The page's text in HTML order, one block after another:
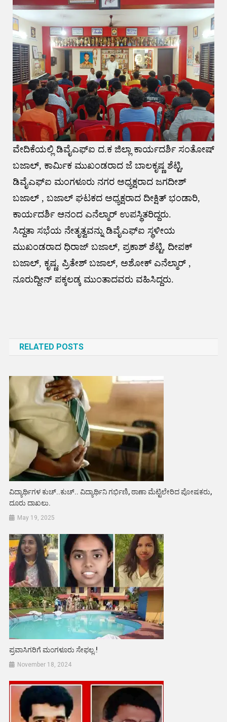
ವೇದಿಕೆಯಲ್ಲಿ ಡಿವೈಎಫ್ಐ ದ.ಕ ಜಿಲ್ಲಾ ಕಾರ್ಯದರ್ಶಿ ಸಂತೋಷ್
ಬಜಾಲ್, ಕಾರ್ಮಿಕ ಮುಖಂಡರಾದ ಜೆ ಬಾಲಕೃಷ್ಣ ಶೆಟ್ಟಿ,
ಡಿವೈಎಫ್ಐ ಮಂಗಳೂರು ನಗರ ಅಧ್ಯಕ್ಷರಾದ ಜಗದೀಶ್
ಬಜಾಲ್ , ಬಜಾಲ್ ಘಟಕದ ಅಧ್ಯಕ್ಷರಾದ ದೀಕ್ಷಿತ್ ಭಂಡಾರಿ,
ಕಾರ್ಯದರ್ಶಿ ಆನಂದ ಎನೆಲ್ಮಾರ್ ಉಪಸ್ಥಿತರಿದ್ದರು.
ಸಿದ್ದತಾ ಸಭೆಯ ನೇತೃತ್ವವನ್ನು ಡಿವೈಎಫ್ಐ ಸ್ಥಳೀಯ
ಮುಖಂಡರಾದ ಧಿರಾಜ್ ಬಜಾಲ್, ಪ್ರಕಾಶ್ ಶೆಟ್ಟಿ, ದೀಪಕ್
ಬಜಾಲ್, ಕೃಷ್ಣ, ಪ್ರಿತೇಶ್ ಬಜಾಲ್, ಅಶೋಕ್ ಎನೆಲ್ಮಾರ್ ,
ನೂರುದ್ದೀನ್ ಪಕ್ಕಲಡ್ಕ ಮುಂತಾದವರು ವಹಿಸಿದ್ದರು.
RELATED POSTS
ವಿದ್ಯಾರ್ಥಿಗಳ ಕುಚ್..ಕುಚ್.. ವಿದ್ಯಾರ್ಥಿನಿ ಗರ್ಭಿಣಿ, ಠಾಣಾ ಮೆಟ್ಟಿಲೇರಿದ ಪೋಷಕರು,
ದೂರು ದಾಖಲು.
May 19, 2025
ಪ್ರವಾಸಿಗರಿಗೆ ಮಂಗಳೂರು ಸೇಫಲ್ಲ.!
November 18, 2024